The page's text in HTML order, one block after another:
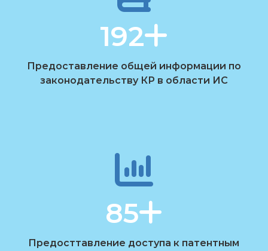
192
Предоставление общей информации по
законодательству КР в области ИС
85
Предосттавление доступа к патентным